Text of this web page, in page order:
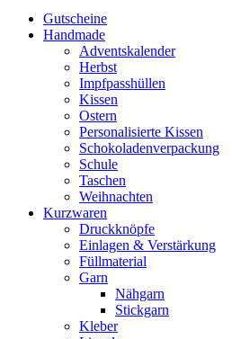
Gutscheine
Handmade
Adventskalender
Herbst
Impfpasshüllen
Kissen
Ostern
Personalisierte Kissen
Schokoladenverpackung
Schule
Taschen
Weihnachten
Kurzwaren
Druckknöpfe
Einlagen & Verstärkung
Füllmaterial
Garn
Nähgarn
Stickgarn
Kleber